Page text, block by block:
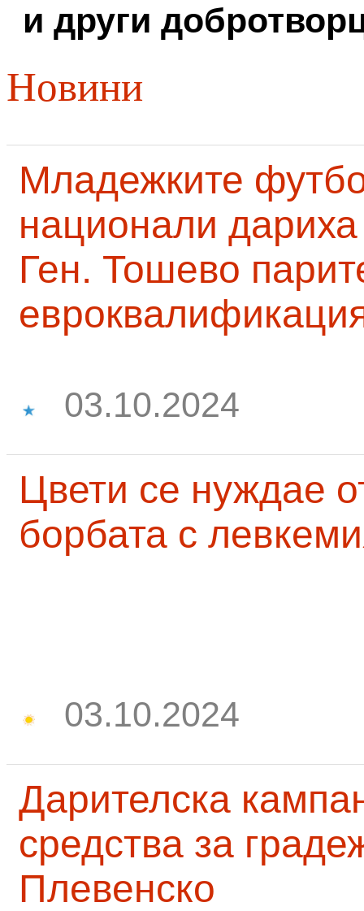
и други
Новини
Младежките
национали
Ген. Тошево
03.10.2024
Цвети се нуждае
борбата с
03.10.2024
Дарителска
средства за
Плевенско